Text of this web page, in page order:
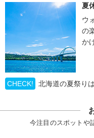
夏
ウ
の
か
CHECK! 北海道の夏祭り
今注目のスポットや